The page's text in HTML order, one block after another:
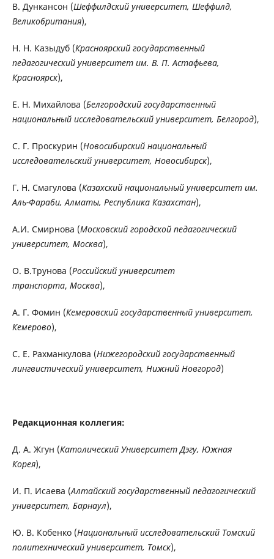
В. Дункансон (Шеффилдский университет, Шеффилд,
Великобритания),
Н. Н. Казыдуб (Красноярский государственный
педагогический университет им. В. П. Астафьева,
Красноярск),
Е. Н. Михайлова (Белгородский государственный
национальный исследовательский университет, Белгород),
С. Г. Проскурин (Новосибирский национальный
исследовательский университет, Новосибирск),
Г. Н. Смагулова (Казахский национальный университет им.
Аль-Фараби, Алматы, Республика Казахстан),
А.И. Смирнова (Московский городской педагогический
университет, Москва),
О. В.Трунова (Российский университет
транспорта, Москва),
А. Г. Фомин (Кемеровский государственный университет,
Кемерово),
С. Е. Рахманкулова (Нижегородский государственный
лингвистический университет, Нижний Новгород)
Редакционная коллегия:
Д. А. Жгун (Католический Университет Дэгу, Южная
Корея),
И. П. Исаева (Алтайский государственный педагогический
университет, Барнаул),
Ю. В. Кобенко (Национальный исследовательский Томский
политехнический университет, Томск),